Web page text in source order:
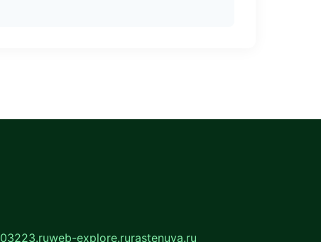
03223.ruweb-explore.rurastenuya.ru